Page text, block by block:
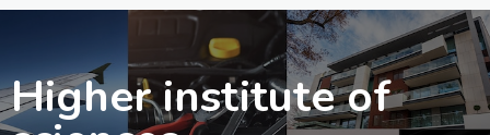
Higher institute of